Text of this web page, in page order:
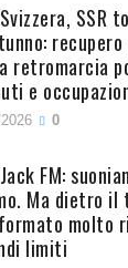
SSR
retromarcia
e
0
FM:
Ma dietro il
molto
limiti